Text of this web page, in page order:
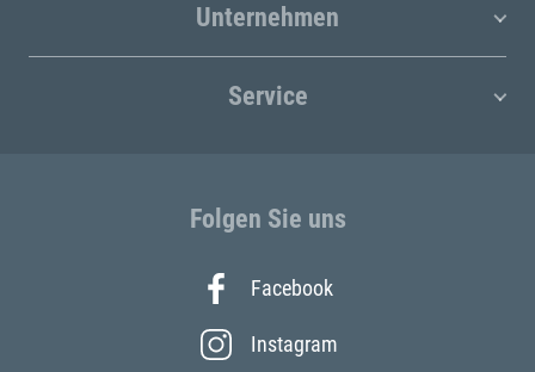
Unternehmen
Service
Folgen Sie uns
Facebook
Instagram